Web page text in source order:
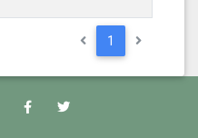
1